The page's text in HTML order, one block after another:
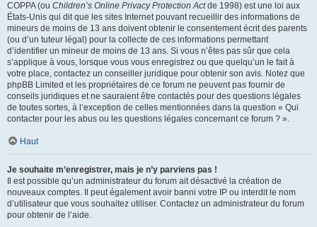
COPPA (ou Children’s Online Privacy Protection Actde 1998) est une loi aux
États-Unis qui dit que les sites Internet pouvant recueillir des informations de
mineurs de moins de 13 ans doivent obtenir le consentement écrit des parents
(ou d’un tuteur légal) pour la collecte de ces informations permettant
d’identifier un mineur de moins de 13 ans. Si vous n’êtes pas sûr que cela
s’applique à vous, lorsque vous vous enregistrez ou que quelqu’un le fait à
votre place, contactez un conseiller juridique pour obtenir son avis. Notez que
phpBB Limited et les propriétaires de ce forum ne peuvent pas fournir de
conseils juridiques et ne sauraient être contactés pour des questions légales
de toutes sortes, à l’exception de celles mentionnées dans la question « Qui
contacter pour les abus ou les questions légales concernant ce forum ? ».
Haut
Je souhaite m’enregistrer, mais je n’y parviens pas !
Il est possible qu’un administrateur du forum ait désactivé la création de
nouveaux comptes. Il peut également avoir banni votre IP ou interdit le nom
d’utilisateur que vous souhaitez utiliser. Contactez un administrateur du forum
pour obtenir de l’aide.